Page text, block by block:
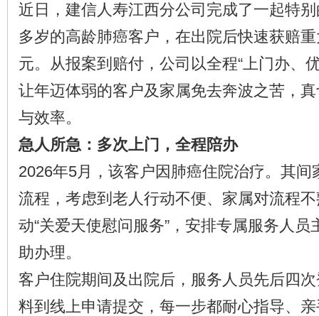
近日，建信人寿江西分公司完成了一起特
多岁的高龄肺癌客户，在出院后快速获赔
元。从报案到赔付，公司以全程“上门办、
让年迈体弱的客户及家属免去奔波之苦，
与效率。
急人所急：多次上门，全程陪办
2026年5月，该客户因肺癌住院治疗。其间
流程，考虑到老人行动不便、家属对流程
动“关爱天使慰问服务”，安排专属服务人
助办理。
客户住院期间及出院后，服务人员先后四
料到线上申请提交，每一步都耐心指导、